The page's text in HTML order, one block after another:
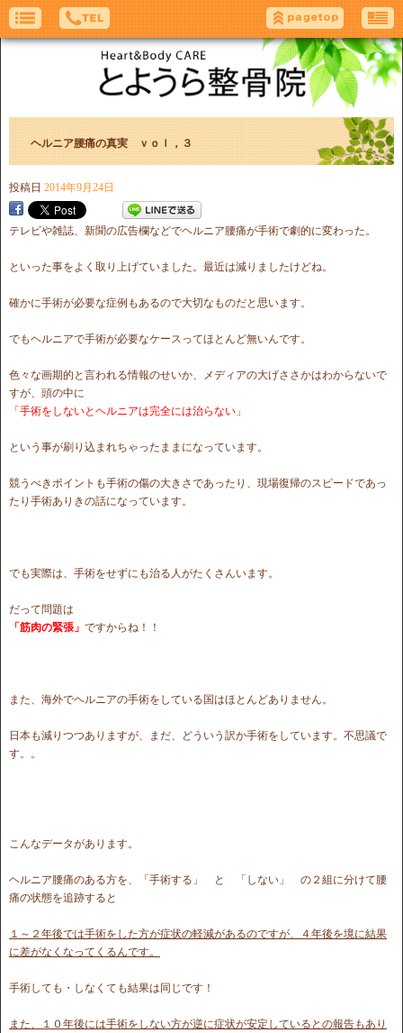
ヘルニア腰痛の真実 ｖｏｌ，３
投稿日 2014年9月24日
テレビや雑誌、新聞の広告欄などでヘルニア腰痛が手術で劇的に変わった。
といった事をよく取り上げていました。最近は減りましたけどね。
確かに手術が必要な症例もあるので大切なものだと思います。
でもヘルニアで手術が必要なケースってほとんど無いんです。
色々な画期的と言われる情報のせいか、メディアの大げささかはわからないで
すが、頭の中に
「手術をしないとヘルニアは完全には治らない」
という事が刷り込まれちゃったままになっています。
競うべきポイントも手術の傷の大きさであったり、現場復帰のスピードであっ
たり手術ありきの話になっています。
でも実際は、手術をせずにも治る人がたくさんいます。
だって問題は
「筋肉の緊張」 ですからね！！
また、海外でヘルニアの手術をしている国はほとんどありません。
日本も減りつつありますが、まだ、どういう訳か手術をしています。不思議で
す。。
こんなデータがあります。
ヘルニア腰痛のある方を、「手術する」 と 「しない」 の２組に分けて腰
痛の状態を追跡すると
１～２年後では手術をした方が症状の軽減があるのですが、４年後を境に結果
に差がなくなってくるんです。
手術しても・しなくても結果は同じです！
また、１０年後には手術をしない方が逆に症状が安定しているとの報告もあり